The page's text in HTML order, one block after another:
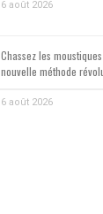
6 août 2026
Chassez les
nouvelle méthode
6 août 2026